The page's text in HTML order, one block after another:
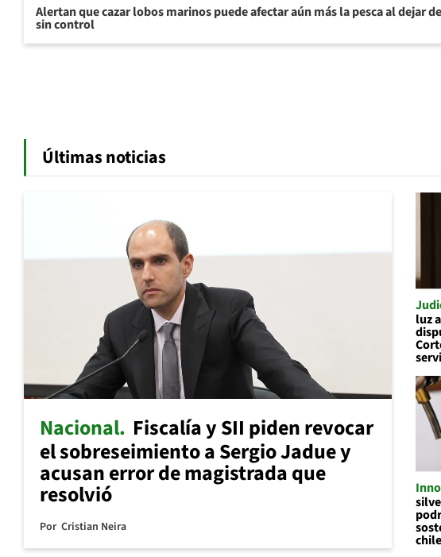
Alertan que cazar lobos marinos puede afectar aún más la pesca al dejar
sin control
Últimas noticias
Nacional Fiscalía y SII piden revocar
el sobreseimiento a Sergio Jadue y
acusan error de magistrada que
resolvió
Por Cristian Neira
luz